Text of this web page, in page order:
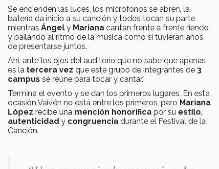
Se encienden las luces, los micrófonos se abren, la
batería da inicio a su canción y todos tocan su parte
mientras Ángel y Mariana cantan frente a frente riendo
y bailando al ritmo de la música como si tuvieran años
de presentarse juntos.
Ahí, ante los ojos del auditorio que no sabe que apenas
es la tercera vez que este grupo de integrantes de 3
campus se reúne para tocar y cantar.
Termina el evento y se dan los primeros lugares. En esta
ocasión Vaivén no está entre los primeros, pero Mariana
López recibe una mención honorífica por su estilo,
autenticidad y congruencia durante el Festival de la
Canción.